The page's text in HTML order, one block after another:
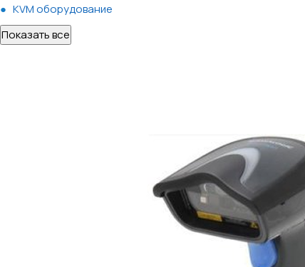
KVM оборудование
Показать все